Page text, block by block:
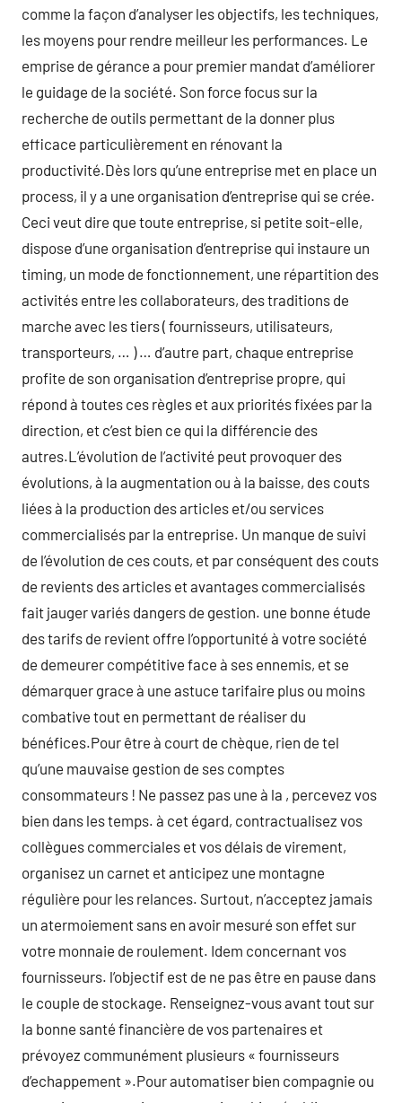
comme la façon d’analyser les objectifs, les techniques,
les moyens pour rendre meilleur les performances. Le
emprise de gérance a pour premier mandat d’améliorer
le guidage de la société. Son force focus sur la
recherche de outils permettant de la donner plus
efficace particulièrement en rénovant la
productivité.Dès lors qu’une entreprise met en place un
process, il y a une organisation d’entreprise qui se crée.
Ceci veut dire que toute entreprise, si petite soit-elle,
dispose d’une organisation d’entreprise qui instaure un
timing, un mode de fonctionnement, une répartition des
activités entre les collaborateurs, des traditions de
marche avec les tiers ( fournisseurs, utilisateurs,
transporteurs, … ) … d’autre part, chaque entreprise
profite de son organisation d’entreprise propre, qui
répond à toutes ces règles et aux priorités fixées par la
direction, et c’est bien ce qui la différencie des
autres.L’évolution de l’activité peut provoquer des
évolutions, à la augmentation ou à la baisse, des couts
liées à la production des articles et/ou services
commercialisés par la entreprise. Un manque de suivi
de l’évolution de ces couts, et par conséquent des couts
de revients des articles et avantages commercialisés
fait jauger variés dangers de gestion. une bonne étude
des tarifs de revient offre l’opportunité à votre société
de demeurer compétitive face à ses ennemis, et se
démarquer grace à une astuce tarifaire plus ou moins
combative tout en permettant de réaliser du
bénéfices.Pour être à court de chèque, rien de tel
qu’une mauvaise gestion de ses comptes
consommateurs ! Ne passez pas une à la , percevez vos
bien dans les temps. à cet égard, contractualisez vos
collègues commerciales et vos délais de virement,
organisez un carnet et anticipez une montagne
régulière pour les relances. Surtout, n’acceptez jamais
un atermoiement sans en avoir mesuré son effet sur
votre monnaie de roulement. Idem concernant vos
fournisseurs. l’objectif est de ne pas être en pause dans
le couple de stockage. Renseignez-vous avant tout sur
la bonne santé financière de vos partenaires et
prévoyez communément plusieurs « fournisseurs
d’echappement ».Pour automatiser bien compagnie ou